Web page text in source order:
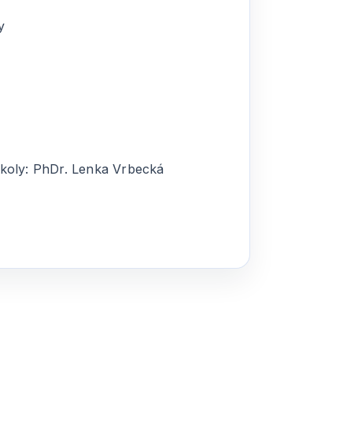
PhDr. Lenka Vrbecká